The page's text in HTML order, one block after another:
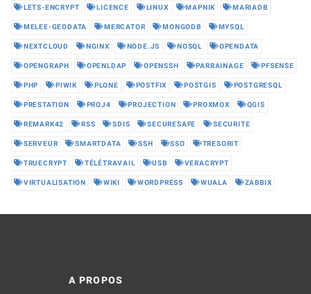
LETS-ENCRYPT LICENCE LINUX MAPNIK MARIADB
MELEE-GEODATA MERCATOR MONGODB MYSQL
NEXTCLOUD NGINX NODE.JS NOSQL OPENDATA
OPENGRAPH OPENLDAP OPENSSH PARRAINAGE PFSENSE
PHP PIWIK PLONE POSTFIX POSTGIS POSTGRESQL
PRESTATION PROJ4 PROJECTION PROXMOX QGIS
REMARK42 RSS SDIS SECURESAFE SECURITE
SERVEUR SMARTDATA SSH SSO TRESORIT
TRUECRYPT TÉLÉTRAVAIL USB VERACRYPT
VIRTUALISATION WIKI WORDPRESS WUALA ZABBIX
A PROPOS